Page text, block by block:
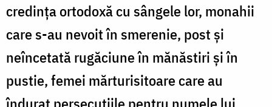
credința ortodoxă cu sângele lor, monahii
care s-au nevoit în smerenie, post și
neîncetată rugăciune în mănăstiri și în
pustie, femei mărturisitoare care au